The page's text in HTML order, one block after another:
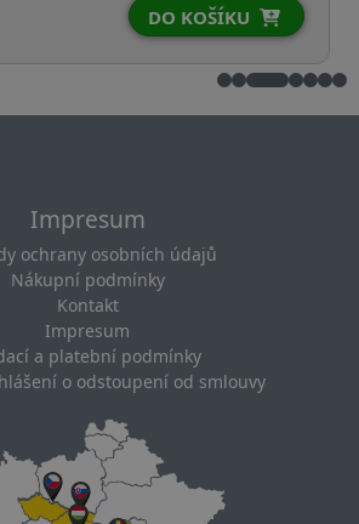
DO KOŠÍKU
Impresum
ochrany osobních údajů
Nákupní podmínky
Kontakt
Impresum
a platební podmínky
o odstoupení od smlouvy